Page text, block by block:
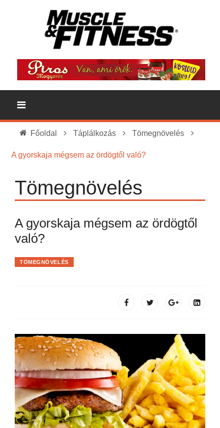
Főoldal Táplálkozás Tömegnövelés
A gyorskaja mégsem az ördögtől való?
Tömegnövelés
A gyorskaja mégsem az ördögtől
való?
TÖMEGNÖVELÉS